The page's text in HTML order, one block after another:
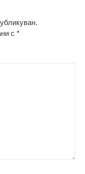
с *